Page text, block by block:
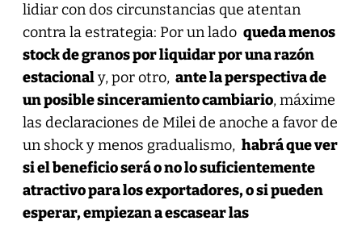
lidiar con dos circunstancias que atentan
contra la estrategia: Por un lado queda menos
stock de granos por liquidar por una razón
estacionaly, por otro, ante la perspectiva de
un posible sinceramiento cambiario, máxime
las declaraciones de Milei de anoche a favor de
un shock y menos gradualismo, habrá que ver
si el beneficio será o no lo suficientemente
atractivo para los exportadores, o si pueden
esperar, empiezan a escasear las